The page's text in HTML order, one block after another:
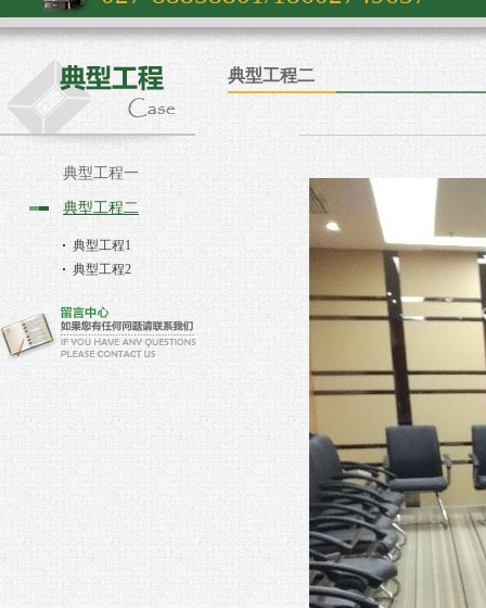
典型工程一
典型工程二
典型工程1
典型工程2
典型工程二